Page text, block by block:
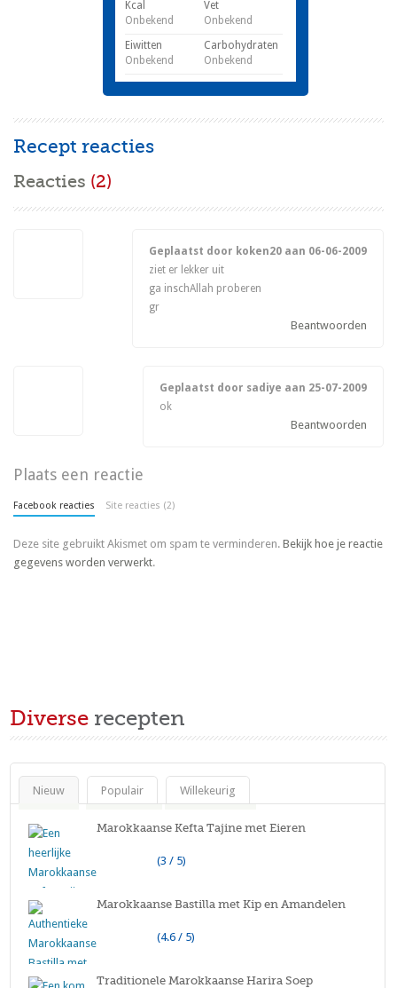
Kcal
Onbekend
Vet
Onbekend
Eiwitten
Onbekend
Carbohydraten
Onbekend
Recept reacties
Reacties (2)
Geplaatst door koken20 aan 06-06-2009
ziet er lekker uit
ga inschAllah proberen
gr
Beantwoorden
Geplaatst door sadiye aan 25-07-2009
ok
Beantwoorden
Plaats een reactie
Facebook reacties Site reacties (2)
Deze site gebruikt Akismet om spam te verminderen.Bekijk hoe je reactie
gegevens worden verwerkt.
Diverse recepten
Nieuw Populair Willekeurig
Marokkaanse Kefta Tajine met Eieren
(3 / 5)
Marokkaanse Bastilla met Kip en Amandelen
(4.6 / 5)
Traditionele Marokkaanse Harira Soep